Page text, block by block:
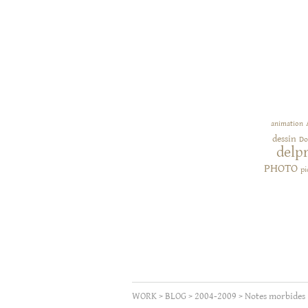
animation
dessin
PHOTO
WORK>BLOG> 2004-2009 >Notes morbides